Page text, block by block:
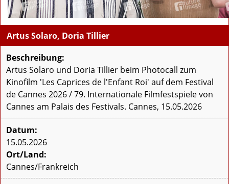
Artus Solaro, Doria Tillier
Beschreibung:
Artus Solaro und Doria Tillier beim Photocall zum
Kinofilm 'Les Caprices de l'Enfant Roi' auf dem Festival
de Cannes 2026 / 79. Internationale Filmfestspiele von
Cannes am Palais des Festivals. Cannes, 15.05.2026
Datum:
15.05.2026
Ort/Land:
Cannes/Frankreich